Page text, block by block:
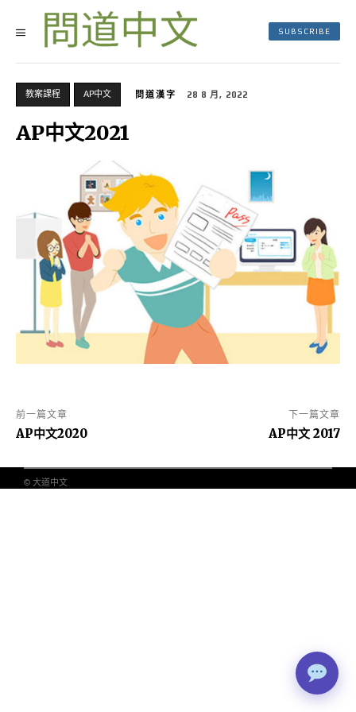
SUBSCRIBE
教案課程 AP中文 問道漢字 28 8 月, 2022
AP中文2021
前一篇文章
AP中文2020
下一篇文章
AP中文 2017
© 大道中文